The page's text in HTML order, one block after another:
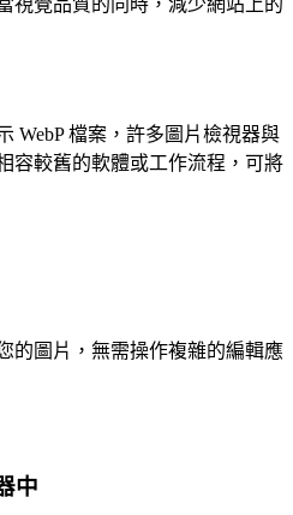
視覺品質的同時，減少網站上的
WebP 檔案，許多圖片檢視器與
容較舊的軟體或工作流程，可將
的圖片，無需操作複雜的編輯應
中